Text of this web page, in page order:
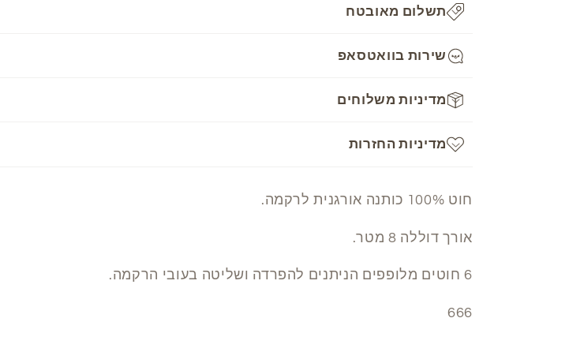
תשלום מאובטח
שירות בוואטסאפ
מדיניות משלוחים
מדיניות החזרות
חוט 100% כותנה אורגנית לרקמה.
אורך דוללה 8 מטר.
6 חוטים מלופפים הניתנים להפרדה ושליטה בעובי הרקמה.
666